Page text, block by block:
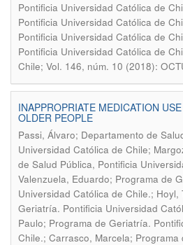
Pontificia Universidad Católica de
Pontificia Universidad Católica de
Pontificia Universidad Católica de
Pontificia Universidad Católica de
Chile; Vol. 146, núm. 10 (2018):
INAPPROPRIATE MEDICATION
OLDER PEOPLE
Passi, Álvaro; Departamento de
Universidad Católica de Chile;
de Salud Pública, Pontificia
Valenzuela, Eduardo; Programa de
Universidad Católica de Chile.; Hoyl,
Geriatría. Pontificia Universidad
Paulo; Programa de Geriatría.
Chile.; Carrasco, Marcela;